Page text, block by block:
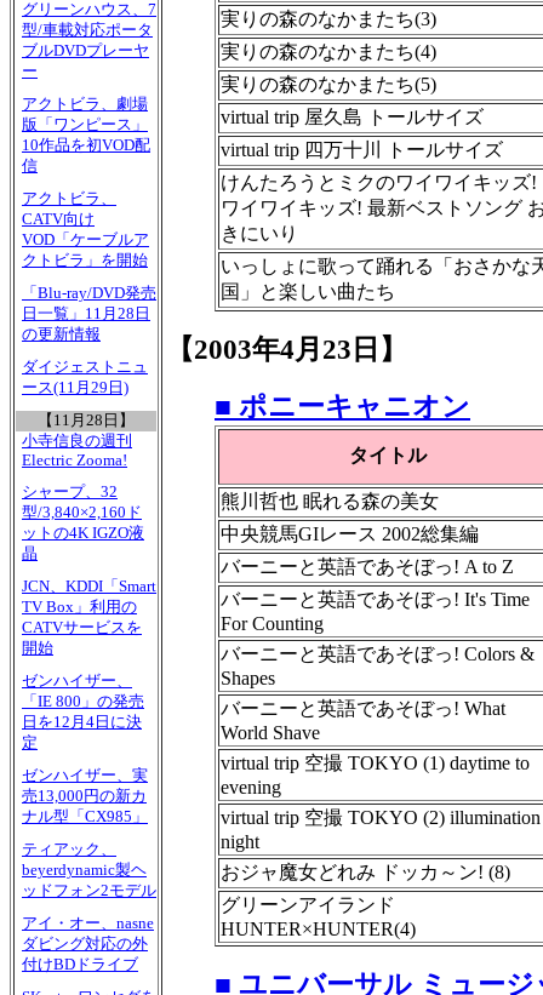
グリーンハウス、7
型/車載対応ポータ
ブルDVDプレーヤ
ー
アクトビラ、劇場
版「ワンピース」
10作品を初VOD配
信
アクトビラ、
CATV向け
VOD「ケーブルア
クトビラ」を開始
「Blu-ray/DVD発売
日一覧」11月28日
の更新情報
ダイジェストニュ
ース(11月29日)
【11月28日】
小寺信良の週刊
Electric Zooma!
シャープ、32
型/3,840×2,160ド
ットの4K IGZO液
晶
JCN、KDDI「Smart
TV Box」利用の
CATVサービスを
開始
ゼンハイザー、
「IE 800」の発売
日を12月4日に決
定
ゼンハイザー、実
売13,000円の新カ
ナル型「CX985」
ティアック、
beyerdynamic製ヘ
ッドフォン2モデル
アイ・オー、nasne
ダビング対応の外
付けBDドライブ
実りの森のなかまたち(3)
実りの森のなかまたち(4)
実りの森のなかまたち(5)
virtual trip 屋久島 トールサイズ
virtual trip 四万十川 トールサイズ
けんたろうとミクのワイワイキッズ!
ワイワイキッズ! 最新ベストソング
きにいり
いっしょに歌って踊れる「おさかな
国」と楽しい曲たち
【2003年4月23日】
■ ポニーキャニオン
タイトル
熊川哲也 眠れる森の美女
中央競馬GIレース 2002総集編
バーニーと英語であそぼっ! A to Z
バーニーと英語であそぼっ! It's Time
For Counting
バーニーと英語であそぼっ! Colors &
Shapes
バーニーと英語であそぼっ! What
World Shave
virtual trip 空撮 TOKYO (1) daytime to
evening
virtual trip 空撮 TOKYO (2) illumination
night
おジャ魔女どれみ ドッカ～ン! (8)
グリーンアイランド
HUNTER×HUNTER(4)
■ ユニバーサル ミュージ